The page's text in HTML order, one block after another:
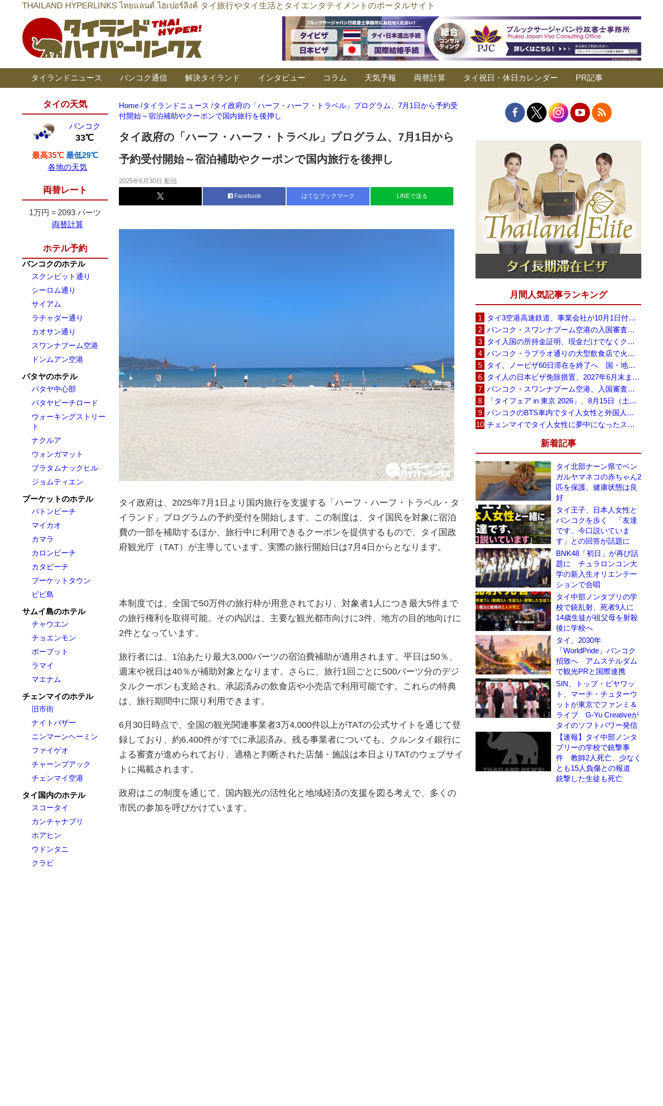
THAILAND HYPERLINKS ไทยแลนด์ ไฮเปอร์ลิงค์ タイ旅行やタイ生活とタイエンタテイメントのポータルサイト
タイランドニュース バンコク通信 解決タイランド インタビュー コラム 天気予報 両替計算 タイ祝日・休日カレンダー PR記事
タイの天気
バンコク
33℃
最高35℃ 最低29℃
各地の天気
両替レート
1万円 = 2093 バーツ
両替計算
ホテル予約
バンコクのホテル
スクンビット通り
シーロム通り
サイアム
ラチャダー通り
カオサン通り
スワンナプーム空港
ドンムアン空港
パタヤのホテル
パタヤ中心部
パタヤビーチロード
ウォーキングストリー
ト
ナクルア
ウォンガマット
プラタムナックヒル
ジョムティエン
プーケットのホテル
パトンビーチ
マイカオ
カマラ
カロンビーチ
カタビーチ
プーケットタウン
ピピ島
サムイ島のホテル
チャウエン
チョエンモン
ボープット
ラマイ
マエナム
チェンマイのホテル
旧市街
ナイトバザー
ニンマーンヘーミン
ファイゲオ
チャーンプアック
チェンマイ空港
タイ国内のホテル
スコータイ
カンチャナブリ
ホアヒン
ウドンタニ
クラビ
Home /タイランドニュース /タイ政府の「ハーフ・ハーフ・トラベル」プログラム、7月1日から予約受
付開始～宿泊補助やクーポンで国内旅行を後押し
タイ政府の「ハーフ・ハーフ・トラベル」プログラム、7月1日から
予約受付開始～宿泊補助やクーポンで国内旅行を後押し
2025年6月30日 配信
Facebook はてなブックマーク LINEで送る
タイ政府は、2025年7月1日より国内旅行を支援する「ハーフ・ハーフ・トラベル・タ
イランド」プログラムの予約受付を開始します。この制度は、タイ国民を対象に宿泊
費の一部を補助するほか、旅行中に利用できるクーポンを提供するもので、タイ国政
府観光庁（TAT）が主導しています。実際の旅行開始日は7月4日からとなります。
本制度では、全国で50万件の旅行枠が用意されており、対象者1人につき最大5件まで
の旅行権利を取得可能。その内訳は、主要な観光都市向けに3件、地方の目的地向けに
2件となっています。
旅行者には、1泊あたり最大3,000バーツの宿泊費補助が適用されます。平日は50％、
週末や祝日は40％が補助対象となります。さらに、旅行1回ごとに500バーツ分のデジ
タルクーポンも支給され、承認済みの飲食店や小売店で利用可能です。これらの特典
は、旅行期間中に限り利用できます。
6月30日時点で、全国の観光関連事業者3万4,000件以上がTATの公式サイトを通じて登
録しており、約6,400件がすでに承認済み。残る事業者についても、クルンタイ銀行に
よる審査が進められており、適格と判断された店舗・施設は本日よりTATのウェブサイ
トに掲載されます。
政府はこの制度を通じて、国内観光の活性化と地域経済の支援を図る考えで、多くの
市民の参加を呼びかけています。
月間人気記事ランキング
タイ3空港高速鉄道、事業会社が10月1日付の契約終了を通知 「現時点での撤退決定ではない」
バンコク・スワンナプーム空港の入国審査に長蛇の列、SNSで「3～4時間待ち」との投稿が拡散
タイ入国の所持金証明、現金だけでなくクレジットカードや銀行明細も提示可能
バンコク・ラプラオ通りの大型飲食店で火災、27人死亡・多数負傷
タイ、ノービザ60日滞在を終了へ 国・地域別に30日・15日へ再編
タイ人の日本ビザ免除措置、2027年6月末まで延長 不安広がる中でひとまず安堵
バンコク・スワンナプーム空港、入国審査で2～3時間待ちの時間帯も 審査厳格化と人員不足が影響か
「タイフェア in 東京 2026」、8月15日（土）・16日（日）に代々木公園で開催
バンコクのBTS車内でタイ人女性と外国人学生グループが口論、騒音めぐる動画が拡散
チェンマイでタイ人女性に夢中になったスウェーデン人男性、全財産を失い捨てられる
新着記事
タイ北部ナーン県でベン
ガルヤマネコの赤ちゃん2
匹を保護、健康状態は良
好
タイ王子、日本人女性と
バンコクを歩く 「友達
です、今口説いていま
す」との回答が話題に
BNK48「初日」が再び話
題に チュラロンコン大
学の新入生オリエンテー
ションで合唱
タイ中部ノンタブリの学
校で銃乱射、死者9人に
14歳生徒が祖父母を射殺
後に学校へ
タイ、2030年
「WorldPride」バンコク
招致へ アムステルダム
で観光PRと国際連携
SIN、トップ・ピヤワッ
ト、マーチ・チュターウ
ットが東京でファンミ＆
ライブ G-Yu Creativeが
タイのソフトパワー発信
【速報】タイ中部ノンタ
ブリーの学校で銃撃事
件 教師2人死亡、少なく
とも15人負傷との報道
銃撃した生徒も死亡